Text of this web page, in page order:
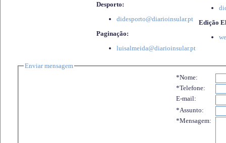
Desporto:
didesporto@diarioinsular.pt
Paginação:
luisalmeida@diarioinsular.pt
Edição
Enviar mensagem
*Nome:
*Telefone:
E-mail:
*Assunto:
*Mensagem: